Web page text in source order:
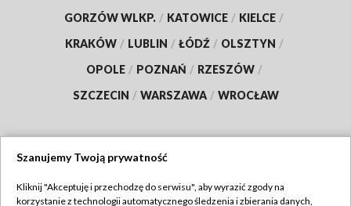
GORZÓW WLKP. / KATOWICE / KIELCE /
KRAKÓW / LUBLIN / ŁÓDŹ / OLSZTYN /
OPOLE / POZNAŃ / RZESZÓW /
SZCZECIN / WARSZAWA / WROCŁAW
Szanujemy Twoją prywatność
Kliknij "Akceptuję i przechodzę do serwisu", aby wyrazić zgody na
korzystanie z technologii automatycznego śledzenia i zbierania danych,